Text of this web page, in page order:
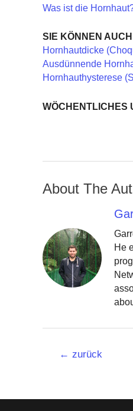
Was ist die
SIE KÖNNEN
Hornhautdicke
Ausdünnende
Hornhauthysterese
WÖCHENTLICHES
About The
He
Beitrags-
← zurück